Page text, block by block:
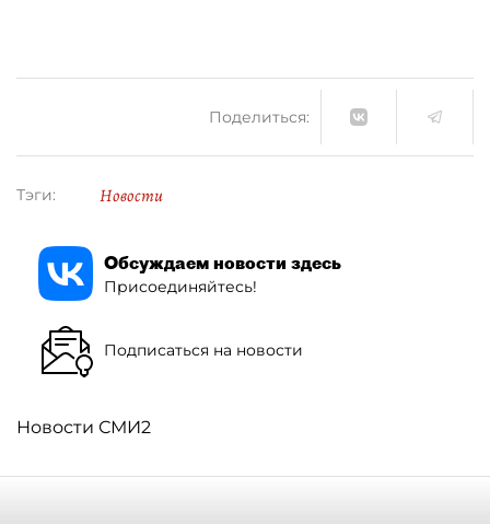
Поделиться:
Тэги: Новости
Обсуждаем новости здесь
Присоединяйтесь!
Подписаться на новости
Новости СМИ2